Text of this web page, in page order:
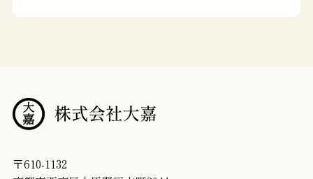
〒610-1132